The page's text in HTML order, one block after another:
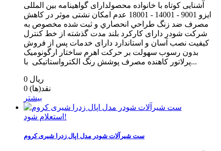
آشنایی کوتاه با خانواده محصولدارای گواهینامه بین المللی
ایزو 9001 - 14001 - 18001 عدم امکان نشتی موثر در کاهش
مصرف ضد زنگ طراحي انحصاري و ثبت شده مخصوص به
شرکت شودر دارای کارکرد بلند مدت گذشته از خط كنترل
كيفيت نصب آسان و استاندارد دارای خدمات پس از فروش
بدون رسوب سهولت بر حرکت اهرم ساختار ارگونومیک
پرلاتور کاهنده مصرف پوشش رنگ الکترواستاتیکی با...
0 ریال
0 نقد(ها)
بیشتر
استعلام شود!
ست شیرآلات شودر مدل اپال زدرا شیری کروم